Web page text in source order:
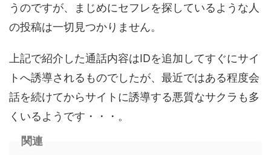
うのですが、まじめにセフレを探しているような人
の投稿は一切見つかりません。
上記で紹介した通話内容はIDを追加してすぐにサイ
トへ誘導されるものでしたが、最近ではある程度会
話を続けてからサイトに誘導する悪質なサクラも多
くいるようです・・・。
関連